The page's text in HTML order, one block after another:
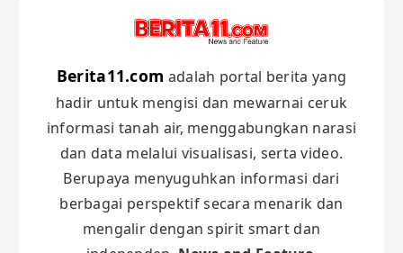
Berita11.com adalah portal berita yang
hadir untuk mengisi dan mewarnai ceruk
informasi tanah air, menggabungkan narasi
dan data melalui visualisasi, serta video.
Berupaya menyuguhkan informasi dari
berbagai perspektif secara menarik dan
mengalir dengan spirit smart dan